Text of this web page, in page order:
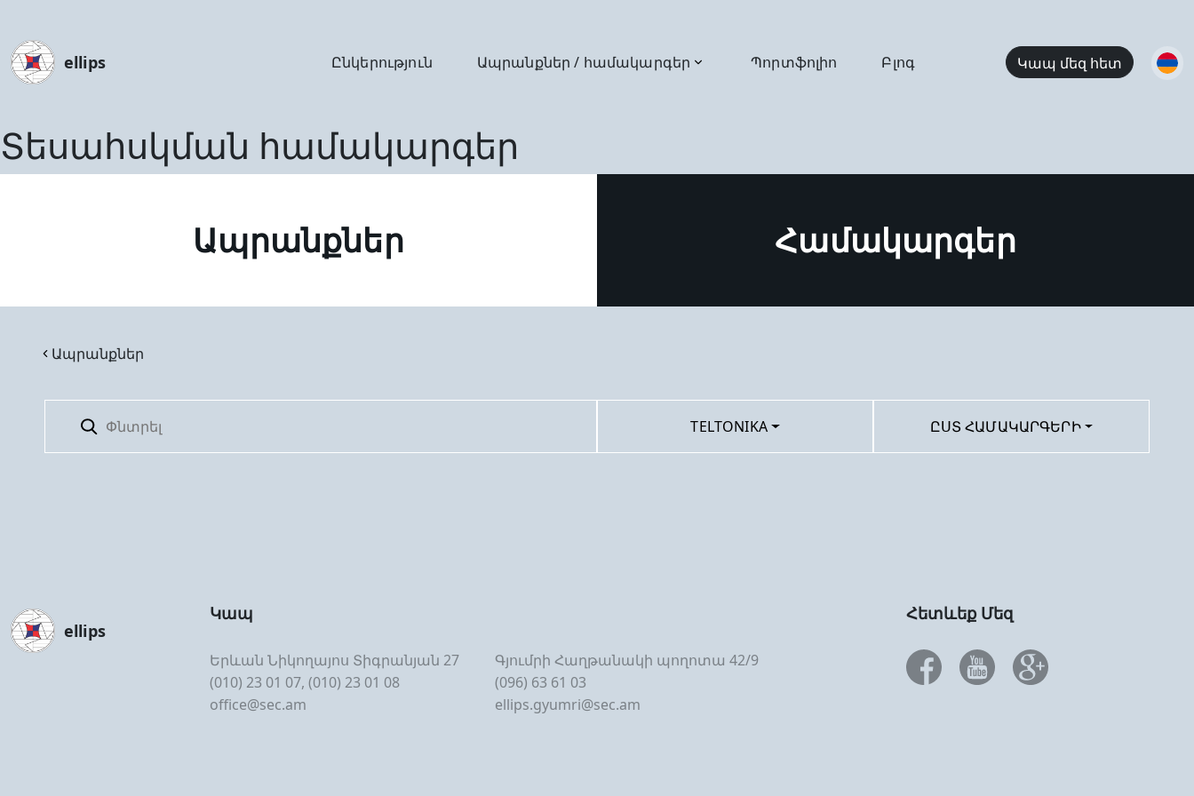
ellips Ընկերություն Ապրանքներ / համակարգեր Պորտֆոլիո Բլոգ Կապ մեզ հետ
Տեսահսկման համակարգեր
Ապրանքներ Համակարգեր
Ապրանքներ
TELTONIKA ԸՍՏ ՀԱՄԱԿԱՐԳԵՐԻ
ellips
Կապ
Երևան Նիկողայոս Տիգրանյան 27
(010) 23 01 07, (010) 23 01 08
office@sec.am
Գյումրի Հաղթանակի պողոտա 42/9
(096) 63 61 03
ellips.gyumri@sec.am
Հետևեք Մեզ